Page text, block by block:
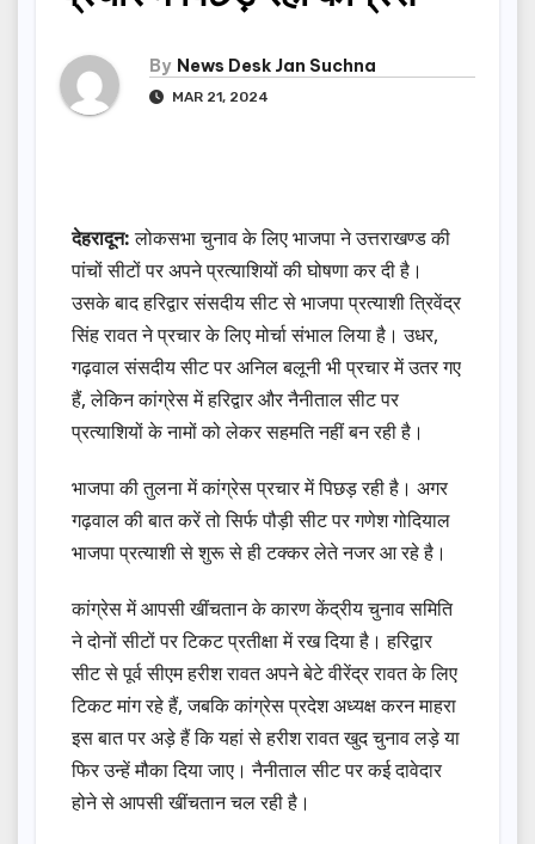
By News Desk Jan Suchna
MAR 21, 2024
देहरादून:लोकसभा चुनाव के लिए भाजपा ने उत्तराखण्ड की
पांचों सीटों पर अपने प्रत्याशियों की घोषणा कर दी है।
उसके बाद हरिद्वार संसदीय सीट से भाजपा प्रत्याशी त्रिवेंद्र
सिंह रावत ने प्रचार के लिए मोर्चा संभाल लिया है। उधर,
गढ़वाल संसदीय सीट पर अनिल बलूनी भी प्रचार में उतर गए
हैं, लेकिन कांग्रेस में हरिद्वार और नैनीताल सीट पर
प्रत्याशियों के नामों को लेकर सहमति नहीं बन रही है।
भाजपा की तुलना में कांग्रेस प्रचार में पिछड़ रही है। अगर
गढ़वाल की बात करें तो सिर्फ पौड़ी सीट पर गणेश गोदियाल
भाजपा प्रत्याशी से शुरू से ही टक्कर लेते नजर आ रहे है।
कांग्रेस में आपसी खींचतान के कारण केंद्रीय चुनाव समिति
ने दोनों सीटों पर टिकट प्रतीक्षा में रख दिया है। हरिद्वार
सीट से पूर्व सीएम हरीश रावत अपने बेटे वीरेंद्र रावत के लिए
टिकट मांग रहे हैं, जबकि कांग्रेस प्रदेश अध्यक्ष करन माहरा
इस बात पर अड़े हैं कि यहां से हरीश रावत खुद चुनाव लड़े या
फिर उन्हें मौका दिया जाए। नैनीताल सीट पर कई दावेदार
होने से आपसी खींचतान चल रही है।